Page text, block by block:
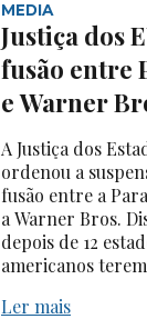
MEDIA
Justiça dos
fusão entre
e Warner
A Justiça dos
ordenou a
fusão entre a
a Warner Bros.
depois de 12
americanos
Ler mais